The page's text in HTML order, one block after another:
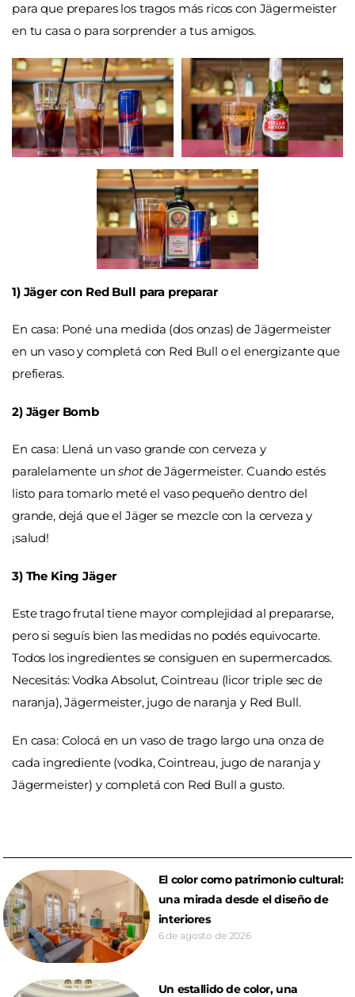
para que prepares los tragos más ricos con Jägermeister
en tu casa o para sorprender a tus amigos.
1) Jäger con Red Bull para preparar
En casa: Poné una medida (dos onzas) de Jägermeister
en un vaso y completá con Red Bull o el energizante que
prefieras.
2) Jäger Bomb
En casa: Llená un vaso grande con cerveza y
paralelamente unshotde Jägermeister. Cuando estés
listo para tomarlo meté el vaso pequeño dentro del
grande, dejá que el Jäger se mezcle con la cerveza y
¡salud!
3) The King Jäger
Este trago frutal tiene mayor complejidad al prepararse,
pero si seguís bien las medidas no podés equivocarte.
Todos los ingredientes se consiguen en supermercados.
Necesitás: Vodka Absolut, Cointreau (licor triple sec de
naranja), Jägermeister, jugo de naranja y Red Bull.
En casa: Colocá en un vaso de trago largo una onza de
cada ingrediente (vodka, Cointreau, jugo de naranja y
Jägermeister) y completá con Red Bull a gusto.
El color como patrimonio cultural:
una mirada desde el diseño de
interiores
6 de agosto de 2026
Un estallido de color, una